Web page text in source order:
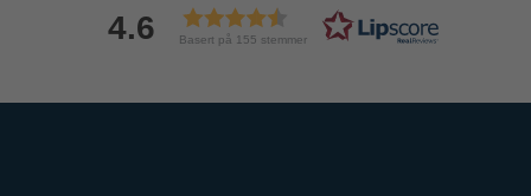
4.6 Basert på 155 stemmer